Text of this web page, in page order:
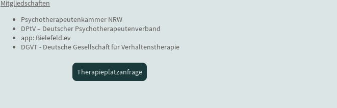
Mitgliedschaften
Psychotherapeutenkammer NRW
DPtV – Deutscher Psychotherapeutenverband
app: Bielefeld.ev
DGVT - Deutsche Gesellschaft für Verhaltenstherapie
Therapieplatzanfrage